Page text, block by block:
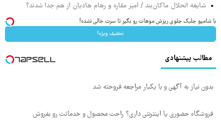
شایعه انحلال ماکان‌بند / امیر مقاره و رهام هادیان از هم جدا شدند؟
با شامپو جلبک جلوی ریزش موهات رو بگیر تا سرت خالی نشده!
تخفیف ویژه!
مطالب پیشنهادی
بدون نیاز به آگهی و با یکبار مراجعه فروخته شد
فروشگاه حضوری یا اینترنتی داری؟ راحت محصول و خدماتت رو بفروش